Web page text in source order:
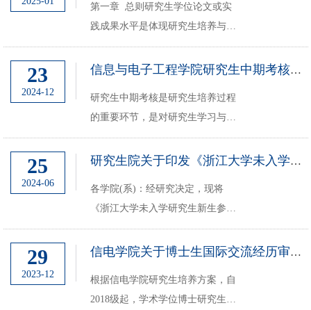
第一章 总则研究生学位论文或实
践成果水平是体现研究生培养与学
位授予质量的主要标志，学位论文
或实践成果的开题报告或可行性论
学位论文或实践成果过程管理环节
是提高研究...
23
2024-12
信息与电子工程学院研究生中期考核实施细则
研究生中期考核是研究生培养过程
的重要环节，是对研究生学习与科
研情况的一次全面考查。根据《浙
江大学博士研究生中期考核实施办
2024（21）号]的相关规定，结合
本系实际情况，特制订本实施细...
25
2024-06
研究生院关于印发《浙江大学未入学研究生新生参与 导师科研活动有关规定》...
各学院(系)：经研究决定，现将
《浙江大学未入学研究生新生参与
导师科研活动有关规定》印发给你
们，请遵照执行。 ...
29
2023-12
信电学院关于博士生国际交流经历审核的说明
根据信电学院研究生培养方案，自
2018级起，学术学位博士研究生在